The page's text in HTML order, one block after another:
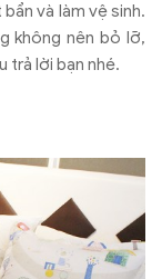
và làm vệ sinh.
không nên bỏ lỡ,
trả lời bạn nhé.